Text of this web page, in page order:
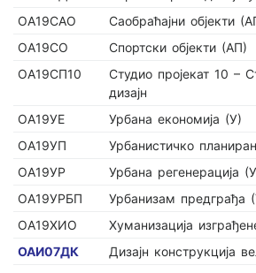
ОА19САО
Саобраћајни објекти
ОА19СО
Спортски објекти (АП)
ОА19СП10
Студио пројекат 10 –
дизајн
ОА19УЕ
Урбана економија (У)
ОА19УП
Урбанистичко
ОА19УР
Урбана регенерација
ОА19УРБП
Урбанизам предграђа
ОА19ХИО
Хуманизација
ОАИ07ДК
Дизајн конструкција